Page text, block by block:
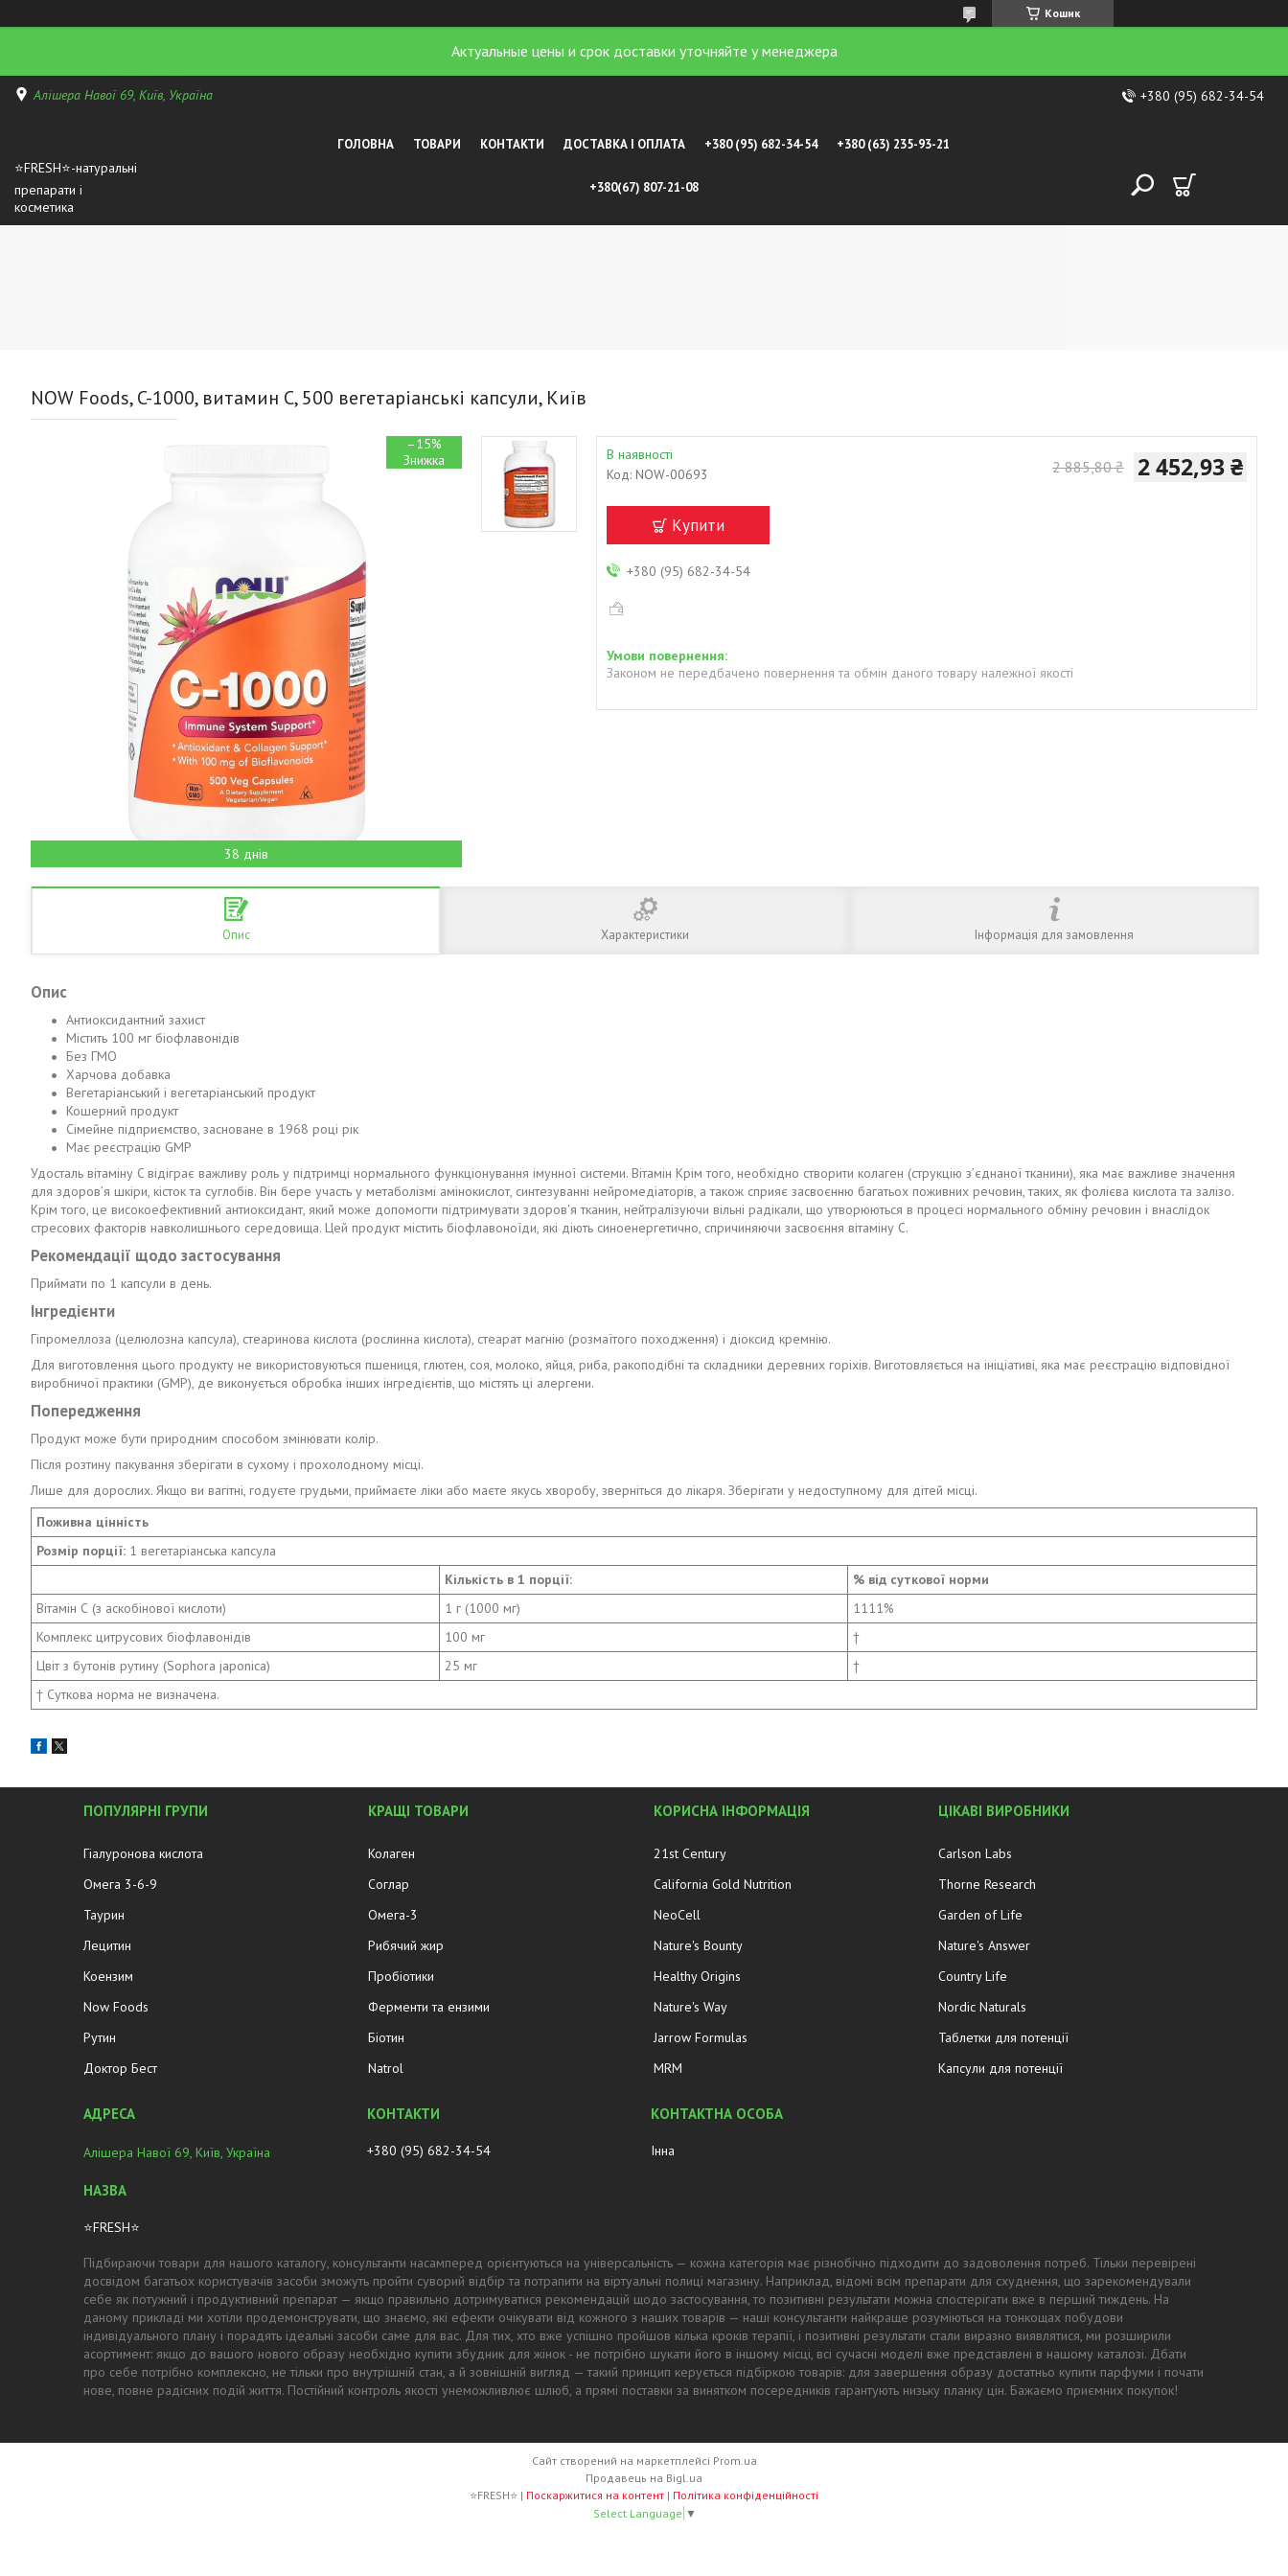
Кошик
Актуальные цены и срок доставки уточняйте у менеджера
Алішера Навої 69, Київ, Україна +380 (95) 682-34-54
⭐FRESH⭐-натуральні
препарати і
косметика
ГОЛОВНА ТОВАРИ КОНТАКТИ ДОСТАВКА І ОПЛАТА +380 (95) 682-34-54 +380 (63) 235-93-21
+380(67) 807-21-08
NOW Foods, C-1000, витамин С, 500 вегетаріанські капсули, Київ
–15%
38 днів
В наявності
Код: NOW-00693 2 885,80 ₴ 2 452,93 ₴
Купити
+380 (95) 682-34-54
Законом не передбачено повернення та обмін даного товару належної якості
Опис Характеристики Інформація для замовлення
Опис
Антиоксидантний захист
Містить 100 мг біофлавонідів
Без ГМО
Харчова добавка
Вегетаріанський і вегетаріанський продукт
Кошерний продукт
Сімейне підприємство, засноване в 1968 році рік
Має реєстрацію GMP
Удосталь вітаміну C відіграє важливу роль у підтримці нормального функціонування імунної системи. Вітамін Крім того, необхідно створити колаген (струкцію з’єднаної тканини), яка має важливе значення
для здоров’я шкіри, кісток та суглобів. Він бере участь у метаболізмі амінокислот, синтезуванні нейромедіаторів, а також сприяє засвоєнню багатьох поживних речовин, таких, як фолієва кислота та залізо.
Крім того, це високоефективний антиоксидант, який може допомогти підтримувати здоров'я тканин, нейтралізуючи вільні радікали, що утворюються в процесі нормального обміну речовин і внаслідок
стресових факторів навколишнього середовища. Цей продукт містить біофлавоноїди, які діють синоенергетично, спричиняючи засвоєння вітаміну С.
Рекомендації щодо застосування
Приймати по 1 капсули в день.
Інгредієнти
Гіпромеллоза (целюлозна капсула), стеаринова кислота (рослинна кислота), стеарат магнію (розмаїтого походження) і діоксид кремнію.
Для виготовлення цього продукту не використовуються пшениця, глютен, соя, молоко, яйця, риба, ракоподібні та складники деревних горіхів. Виготовляється на ініціативі, яка має реєстрацію відповідної
виробничої практики (GMP), де виконується обробка інших інгредієнтів, що містять ці алергени.
Попередження
Продукт може бути природним способом змінювати колір.
Після розтину пакування зберігати в сухому і прохолодному місці.
Лише для дорослих. Якщо ви вагітні, годуєте грудьми, приймаєте ліки або маєте якусь хворобу, зверніться до лікаря. Зберігати у недоступному для дітей місці.
Поживна цінність
Розмір порції: 1 вегетаріанська капсула
Кількість в 1 порції:
% від суткової норми
Вітамін С (з аскобінової кислоти)
1 г (1000 мг)
1111%
Комплекс цитрусових біофлавонідів
100 мг
†
Цвіт з бутонів рутину (Sophora japonica)
25 мг
†
† Суткова норма не визначена.
ПОПУЛЯРНІ ГРУПИ
Гіалуронова кислота
Омега 3-6-9
Таурин
Лецитин
Коензим
Now Foods
Рутин
Доктор Бест
КРАЩІ ТОВАРИ
Колаген
Соглар
Омега-3
Рибячий жир
Пробіотики
Ферменти та ензими
Біотин
Natrol
КОРИСНА ІНФОРМАЦІЯ
21st Century
California Gold Nutrition
NeoCell
Nature's Bounty
Healthy Origins
Nature's Way
Jarrow Formulas
MRM
ЦІКАВІ ВИРОБНИКИ
Carlson Labs
Thorne Research
Garden of Life
Nature's Answer
Country Life
Nordic Naturals
Таблетки для потенції
Капсули для потенції
Алішера Навої 69, Київ, Україна
⭐FRESH⭐
+380 (95) 682-34-54 Інна
Підбираючи товари для нашого каталогу, консультанти насамперед орієнтуються на універсальність — кожна категорія має різнобічно підходити до задоволення потреб. Тільки перевірені
досвідом багатьох користувачів засоби зможуть пройти суворий відбір та потрапити на віртуальні полиці магазину. Наприклад, відомі всім препарати для схуднення, що зарекомендували
себе як потужний і продуктивний препарат — якщо правильно дотримуватися рекомендацій щодо застосування, то позитивні результати можна спостерігати вже в перший тиждень. На
даному прикладі ми хотіли продемонструвати, що знаємо, які ефекти очікувати від кожного з наших товарів — наші консультанти найкраще розуміються на тонкощах побудови
індивідуального плану і порадять ідеальні засоби саме для вас. Для тих, хто вже успішно пройшов кілька кроків терапії, і позитивні результати стали виразно виявлятися, ми розширили
асортимент: якщо до вашого нового образу необхідно купити збудник для жінок - не потрібно шукати його в іншому місці, всі сучасні моделі вже представлені в нашому каталозі. Дбати
про себе потрібно комплексно, не тільки про внутрішній стан, а й зовнішній вигляд — такий принцип керується підбіркою товарів: для завершення образу достатньо купити парфуми і почати
нове, повне радісних подій життя. Постійний контроль якості унеможливлює шлюб, а прямі поставки за винятком посередників гарантують низьку планку цін. Бажаємо приємних покупок!
Сайт створений на маркетплейсі Prom.ua
Продавець на Bigl.ua
⭐FRESH⭐ | Поскаржитися на контент | Політика конфіденційності
Select Language ▼